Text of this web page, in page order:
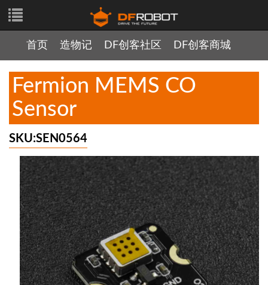
首页 造物记 DF创客社区 DF创客商城
Fermion MEMS CO
Sensor
SKU:SEN0564